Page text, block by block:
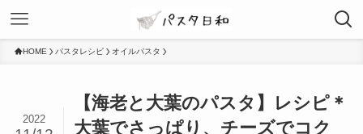
HOME パスタレシピ オイルパスタ
【海老と大葉のパスタ】レシピ＊
大葉でさっぱり、チーズでコク
2022